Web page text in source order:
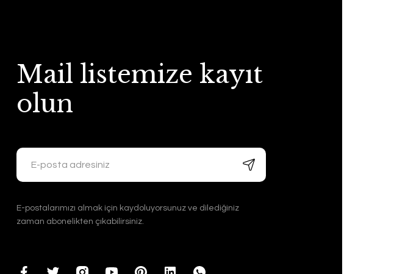
Mail listemize kayıt
olun
E-postalarımızı almak için kaydoluyorsunuz ve dilediğiniz
zaman abonelikten çıkabilirsiniz.